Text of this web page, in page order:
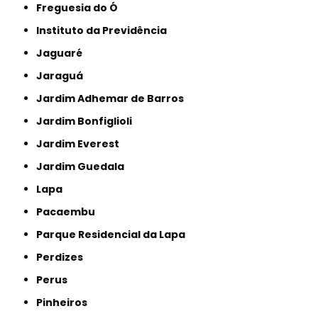
Freguesia do Ó
Instituto da Previdência
Jaguaré
Jaraguá
Jardim Adhemar de Barros
Jardim Bonfiglioli
Jardim Everest
Jardim Guedala
Lapa
Pacaembu
Parque Residencial da Lapa
Perdizes
Perus
Pinheiros